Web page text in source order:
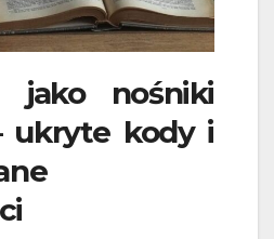
jako nośniki
ukryte kody i